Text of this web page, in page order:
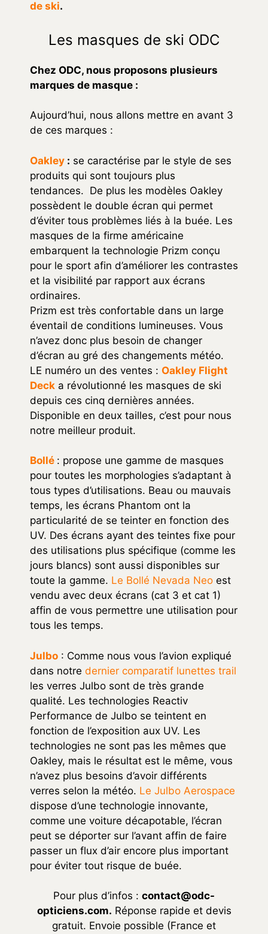
de ski.
Les masques de ski ODC
Chez ODC, nous proposons plusieurs
marques de masque :
Aujourd’hui, nous allons mettre en avant 3
de ces marques :
Oakley : se caractérise par le style de ses
produits qui sont toujours plus
tendances. De plus les modèles Oakley
possèdent le double écran qui permet
d’éviter tous problèmes liés à la buée. Les
masques de la firme américaine
embarquent la technologie Prizm conçu
pour le sport afin d’améliorer les contrastes
et la visibilité par rapport aux écrans
ordinaires.
Prizm est très confortable dans un large
éventail de conditions lumineuses. Vous
n’avez donc plus besoin de changer
d’écran au gré des changements météo.
LE numéro un des ventes : Oakley Flight
Deck a révolutionné les masques de ski
depuis ces cinq dernières années.
Disponible en deux tailles, c’est pour nous
notre meilleur produit.
Bollé : propose une gamme de masques
pour toutes les morphologies s’adaptant à
tous types d’utilisations. Beau ou mauvais
temps, les écrans Phantom ont la
particularité de se teinter en fonction des
UV. Des écrans ayant des teintes fixe pour
des utilisations plus spécifique (comme les
jours blancs) sont aussi disponibles sur
toute la gamme. Le Bollé Nevada Neo est
vendu avec deux écrans (cat 3 et cat 1)
affin de vous permettre une utilisation pour
tous les temps.
Julbo : Comme nous vous l’avion expliqué
dans notre dernier comparatif lunettes trail
les verres Julbo sont de très grande
qualité. Les technologies Reactiv
Performance de Julbo se teintent en
fonction de l’exposition aux UV. Les
technologies ne sont pas les mêmes que
Oakley, mais le résultat est le même, vous
n’avez plus besoins d’avoir différents
verres selon la météo. Le Julbo Aerospace
dispose d’une technologie innovante,
comme une voiture décapotable, l’écran
peut se déporter sur l’avant affin de faire
passer un flux d’air encore plus important
pour éviter tout risque de buée.
Pour plus d’infos : contact@odc-
opticiens.com. Réponse rapide et devis
gratuit. Envoie possible (France et